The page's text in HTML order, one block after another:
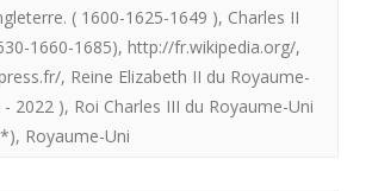
( 1600-1625-1649 ), Charles II
1660-1685), http://fr.wikipedia.org/,
, Reine Elizabeth II du Royaume-
- 2022 ), Roi Charles III du Royaume-Uni
, Royaume-Uni